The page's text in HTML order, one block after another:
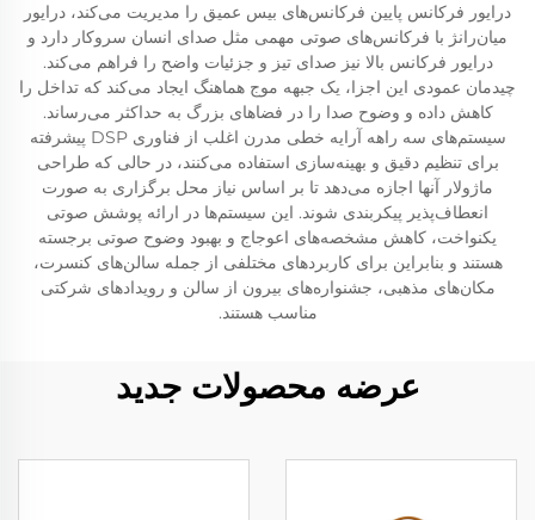
درایور فرکانس پایین فرکانس‌های بیس عمیق را مدیریت می‌کند، درایور
میان‌رانژ با فرکانس‌های صوتی مهمی مثل صدای انسان سروکار دارد و
درایور فرکانس بالا نیز صدای تیز و جزئیات واضح را فراهم می‌کند.
چیدمان عمودی این اجزا، یک جبهه موج هماهنگ ایجاد می‌کند که تداخل را
کاهش داده و وضوح صدا را در فضاهای بزرگ به حداکثر می‌رساند.
سیستم‌های سه راهه آرایه خطی مدرن اغلب از فناوری DSP پیشرفته
برای تنظیم دقیق و بهینه‌سازی استفاده می‌کنند، در حالی که طراحی
ماژولار آنها اجازه می‌دهد تا بر اساس نیاز محل برگزاری به صورت
انعطاف‌پذیر پیکربندی شوند. این سیستم‌ها در ارائه پوشش صوتی
یکنواخت، کاهش مشخصه‌های اعوجاج و بهبود وضوح صوتی برجسته
هستند و بنابراین برای کاربردهای مختلفی از جمله سالن‌های کنسرت،
مکان‌های مذهبی، جشنواره‌های بیرون از سالن و رویدادهای شرکتی
مناسب هستند.
عرضه محصولات جدید